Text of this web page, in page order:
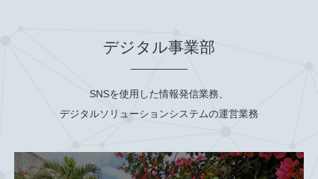
デジタル事業部
SNSを使用した情報発信業務、
デジタルソリューションシステムの運営業務